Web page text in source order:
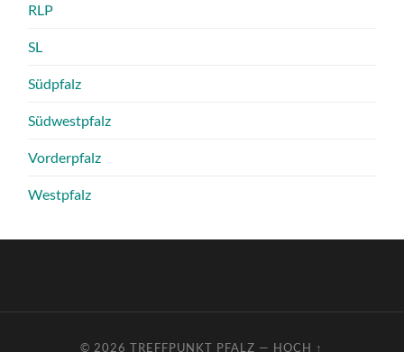
RLP
SL
Südpfalz
Südwestpfalz
Vorderpfalz
Westpfalz
© 2026TREFFPUNKT PFALZ — HOCH ↑